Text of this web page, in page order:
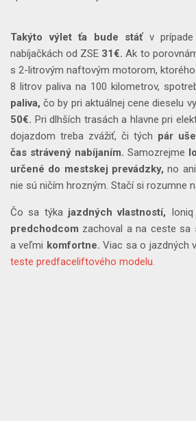
Takýto výlet ťa bude stáťv prípade
nabíjačkách od ZSE 31€. Ak to
s 2-litrovým naftovým motorom,
8 litrov paliva na 100 kilometrov,
paliva, čo by pri aktuálnej cene dieselu
50€. Pri dlhších trasách a hlavne pri
dojazdom treba zvážiť, či tých pár
čas strávený nabíjaním. Samozrejme
určené do mestskej prevádzky, no
nie sú ničím hrozným. Stačí si rozumne
Čo sa týkajazdných vlastností,
predchodcom zachoval a na ceste sa
a veľmi komfortne. Viac sa o jazdných
teste predfaceliftového modelu.